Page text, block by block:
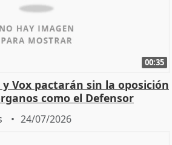
00:35
y Vox pactarán sin la oposición
como el Defensor
24/07/2026